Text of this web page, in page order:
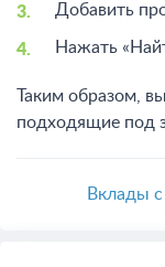
Добавить
Нажать
Таким образом,
подходящие под
Вклады